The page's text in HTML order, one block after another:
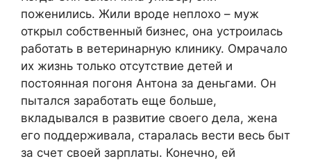
поженились. Жили вроде неплохо – муж
открыл собственный бизнес, она устроилась
работать в ветеринарную клинику. Омрачало
их жизнь только отсутствие детей и
постоянная погоня Антона за деньгами. Он
пытался заработать еще больше,
вкладывался в развитие своего дела, жена
его поддерживала, старалась вести весь быт
за счет своей зарплаты. Конечно, ей